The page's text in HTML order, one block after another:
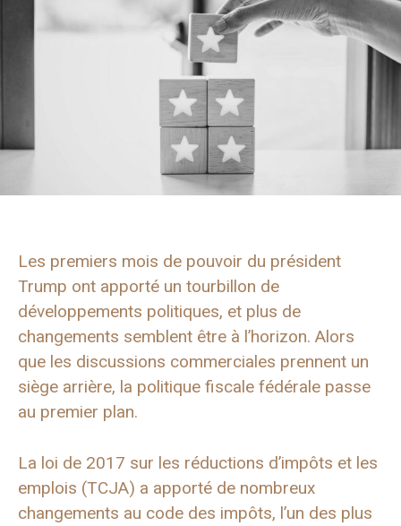
Les premiers mois de pouvoir du président
Trump ont apporté un tourbillon de
développements politiques, et plus de
changements semblent être à l’horizon. Alors
que les discussions commerciales prennent un
siège arrière, la politique fiscale fédérale passe
au premier plan.
La loi de 2017 sur les réductions d’impôts et les
emplois (TCJA) a apporté de nombreux
changements au code des impôts, l’un des plus